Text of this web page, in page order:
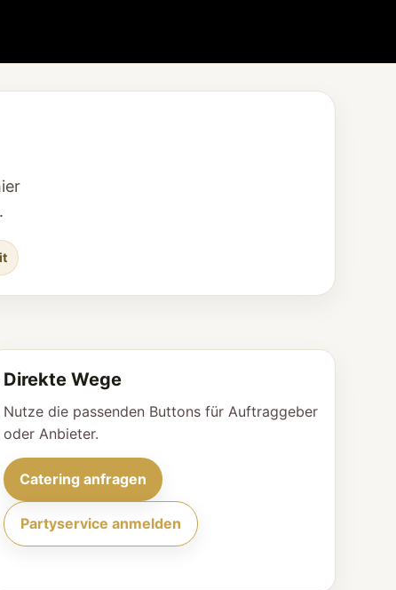
Direkte Wege
Nutze die passenden Buttons für Auftraggeber
oder Anbieter.
Catering anfragen
Partyservice anmelden